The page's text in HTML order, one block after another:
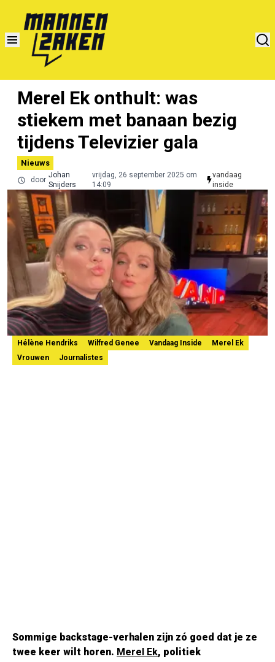
Merel Ek onthult: was
stiekem met banaan bezig
tijdens Televizier gala
Nieuws
door
Johan
Snijders
vrijdag, 26 september 2025 om
14:09
vandaag
inside
Hélène Hendriks Wilfred Genee Vandaag Inside
Merel Ek
Vrouwen
Journalistes
Sommige backstage-verhalen zijn zó goed dat je ze
twee keer wilt horen. Merel Ek, politiek